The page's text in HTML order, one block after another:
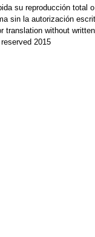
su reproducción total o
sin la autorización
translation without written
2015